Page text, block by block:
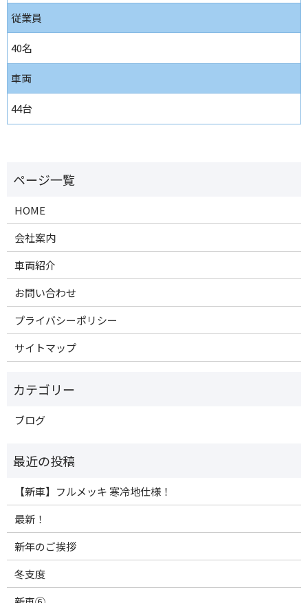
従業員
40名
車両
44台
HOME
会社案内
車両紹介
お問い合わせ
プライバシーポリシー
サイトマップ
ブログ
【新車】フルメッキ 寒冷地仕様！
最新！
新年のご挨拶
冬支度